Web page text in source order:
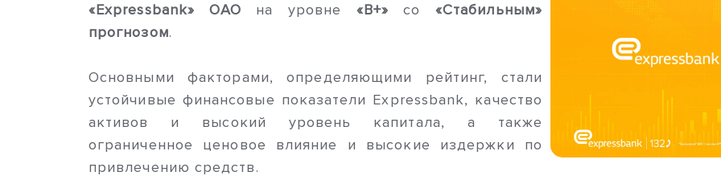
«Expressbank» ОАО на уровне «B+» со«Стабильным»
прогнозом.
Основными факторами, определяющими рейтинг, стали
устойчивые финансовые показатели Expressbank, качество
активов и высокий уровень капитала, а также
ограниченное ценовое влияние и высокие издержки по
привлечению средств.